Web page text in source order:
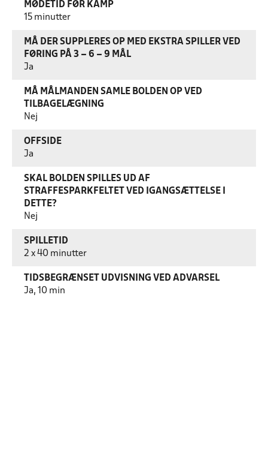
MØDETID FØR KAMP
15 minutter
MÅ DER SUPPLERES OP MED EKSTRA SPILLER VED
FØRING PÅ 3 – 6 – 9 MÅL
Ja
MÅ MÅLMANDEN SAMLE BOLDEN OP VED
TILBAGELÆGNING
Nej
OFFSIDE
Ja
SKAL BOLDEN SPILLES UD AF
STRAFFESPARKFELTET VED IGANGSÆTTELSE I
DETTE?
Nej
SPILLETID
2 x 40 minutter
TIDSBEGRÆNSET UDVISNING VED ADVARSEL
Ja, 10 min